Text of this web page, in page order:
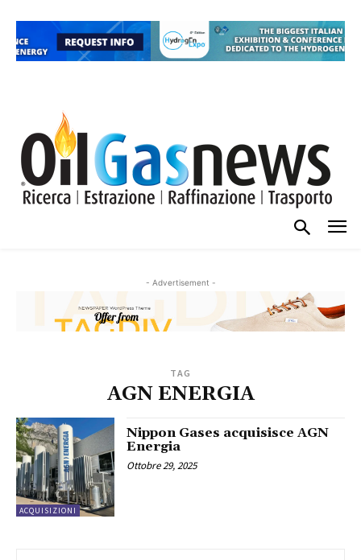
- Advertisement -
TAG
AGN ENERGIA
ACQUISIZIONI
Nippon Gases acquisisce AGN
Energia
Ottobre 29, 2025